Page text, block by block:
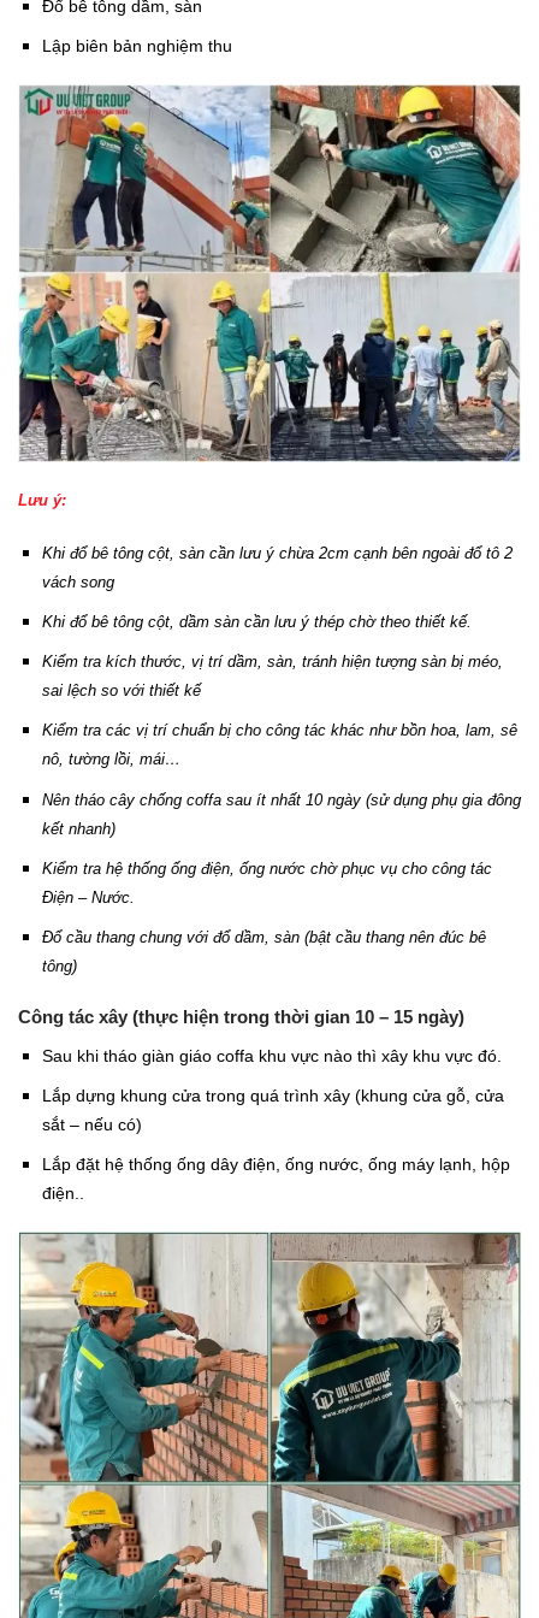
Đổ bê tông dầm, sàn
Lập biên bản nghiệm thu
Lưu ý:
Khi đổ bê tông cột, sàn cần lưu ý chừa 2cm cạnh bên ngoài đổ tô 2
vách song
Khi đổ bê tông cột, dầm sàn cần lưu ý thép chờ theo thiết kế.
Kiểm tra kích thước, vị trí dầm, sàn, tránh hiện tượng sàn bị méo,
sai lệch so với thiết kế
Kiểm tra các vị trí chuẩn bị cho công tác khác như bồn hoa, lam, sê
nô, tường lồi, mái…
Nên tháo cây chống coffa sau ít nhất 10 ngày (sử dụng phụ gia đông
kết nhanh)
Kiểm tra hệ thống ống điện, ống nước chờ phục vụ cho công tác
Điện – Nước.
Đổ cầu thang chung với đổ dầm, sàn (bật cầu thang nên đúc bê
tông)
Công tác xây (thực hiện trong thời gian 10 – 15 ngày)
Sau khi tháo giàn giáo coffa khu vực nào thì xây khu vực đó.
Lắp dựng khung cửa trong quá trình xây (khung cửa gỗ, cửa
sắt – nếu có)
Lắp đặt hệ thống ống dây điện, ống nước, ống máy lạnh, hộp
điện..